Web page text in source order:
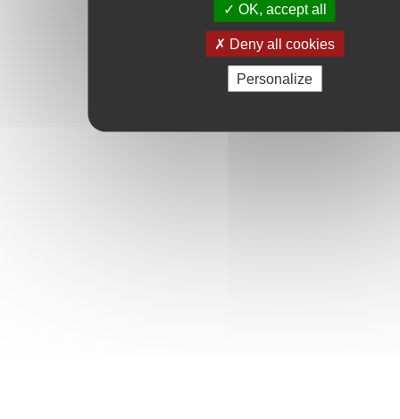
OK, accept all
Deny all cookies
Personalize